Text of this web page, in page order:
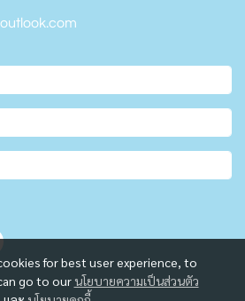
for best user experience, to
go to our นโยบายความเป็นส่วนตัว